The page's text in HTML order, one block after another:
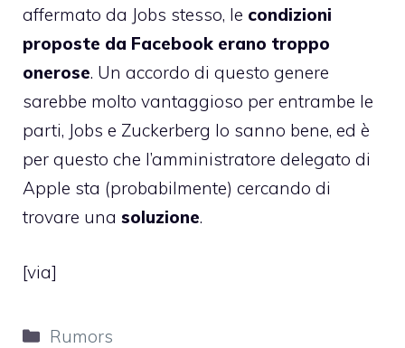
affermato da Jobs stesso, le condizioni
proposte da Facebook erano troppo
onerose. Un accordo di questo genere
sarebbe molto vantaggioso per entrambe le
parti, Jobs e Zuckerberg lo sanno bene, ed è
per questo che l’amministratore delegato di
Apple sta (probabilmente) cercando di
trovare una soluzione.
[via]
Categorie
Rumors